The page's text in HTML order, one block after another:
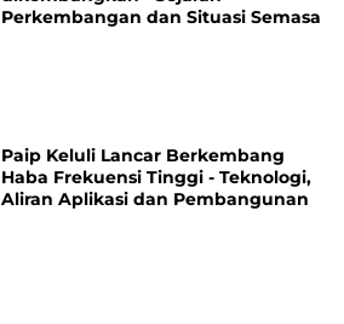
Perkembangan dan Situasi Semasa
Paip Keluli Lancar Berkembang
Haba Frekuensi Tinggi - Teknologi,
Aliran Aplikasi dan Pembangunan